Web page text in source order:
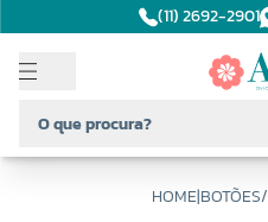
(11) 2692-2901
HOME|BOTÕES/